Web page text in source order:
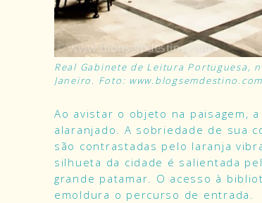
Real Gabinete de Leitura Portuguesa,
Janeiro. Foto: www.blogsemdestino.com
Ao avistar o objeto na paisagem,
alaranjado. A sobriedade de sua
são contrastadas pelo laranja
silhueta da cidade é salientada
grande patamar. O acesso à
emoldura o percurso de entrada.